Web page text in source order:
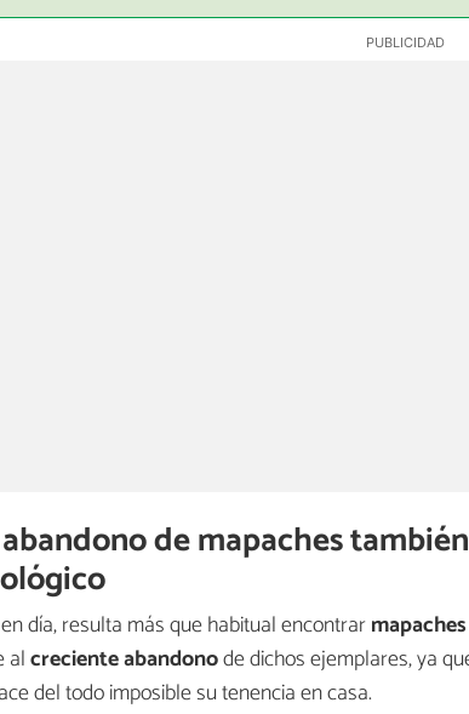
de mapaches
día, resulta más que habitual encontrar
alcreciente abandonode dichos ejemplares, ya
del todo imposible su tenencia en casa.